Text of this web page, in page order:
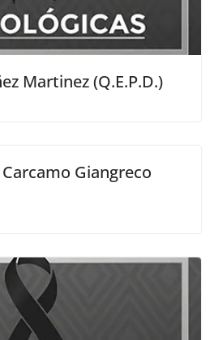
Martinez (Q.E.P.D.)
Giangreco